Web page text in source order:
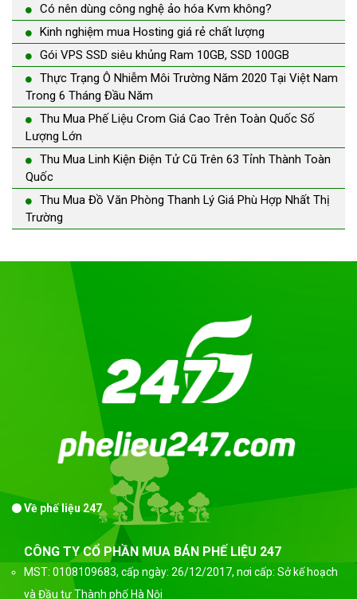
Có nên dùng công nghệ ảo hóa Kvm không?
Kinh nghiệm mua Hosting giá rẻ chất lượng
Gói VPS SSD siêu khủng Ram 10GB, SSD 100GB
Thực Trạng Ô Nhiễm Môi Trường Năm 2020 Tại Việt Nam
Trong 6 Tháng Đầu Năm
Thu Mua Phế Liệu Crom Giá Cao Trên Toàn Quốc Số
Lượng Lớn
Thu Mua Linh Kiện Điện Tử Cũ Trên 63 Tỉnh Thành Toàn
Quốc
Thu Mua Đồ Văn Phòng Thanh Lý Giá Phù Hợp Nhất Thị
Trường
Về phế liệu 247
CÔNG TY CỔ PHẦN MUA BÁN PHẾ LIỆU 247
MST: 0108109683, cấp ngày: 26/12/2017, nơi cấp: Sở kế hoạch
và Đầu tư Thành phố Hà Nội